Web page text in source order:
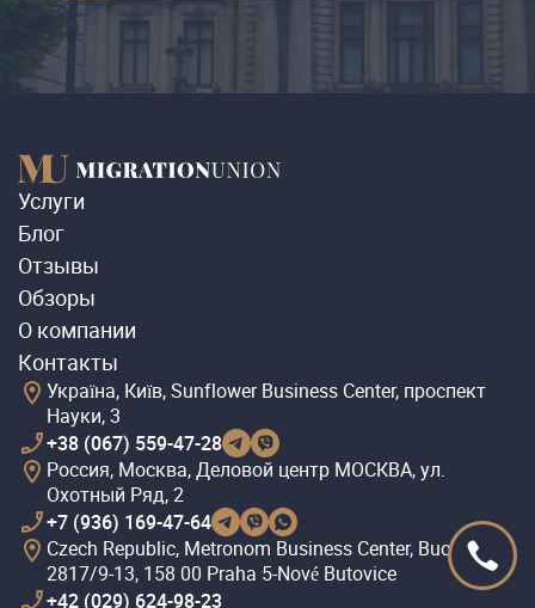
Услуги
Блог
Отзывы
Обзоры
О компании
Контакты
Україна, Київ, Sunflower Business Center, проспект
Науки, 3
+38 (067) 559-47-28
Россия, Москва, Деловой центр МОСКВА, ул.
Охотный Ряд, 2
+7 (936) 169-47-64
Czech Republic, Metronom Business Center, Bucharova
2817/9-13, 158 00 Praha 5-Nové Butovice
+42 (029) 624-98-23